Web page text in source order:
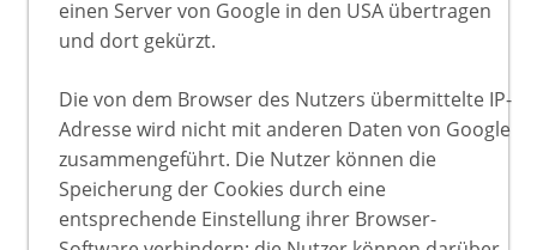
einen Server von Google in den USA übertragen
und dort gekürzt.
Die von dem Browser des Nutzers übermittelte IP-
Adresse wird nicht mit anderen Daten von Google
zusammengeführt. Die Nutzer können die
Speicherung der Cookies durch eine
entsprechende Einstellung ihrer Browser-